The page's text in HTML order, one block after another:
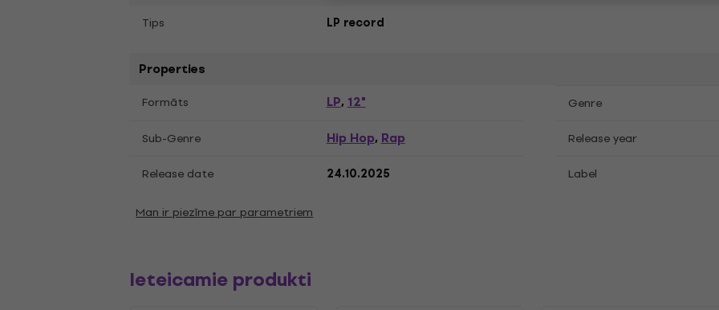
Tips LP record
Properties
Formāts LP,12" Genre
Sub-Genre Hip Hop,Rap Release year
Release date 24.10.2025 Label
Man ir piezīme par parametriem
Ieteicamie produkti